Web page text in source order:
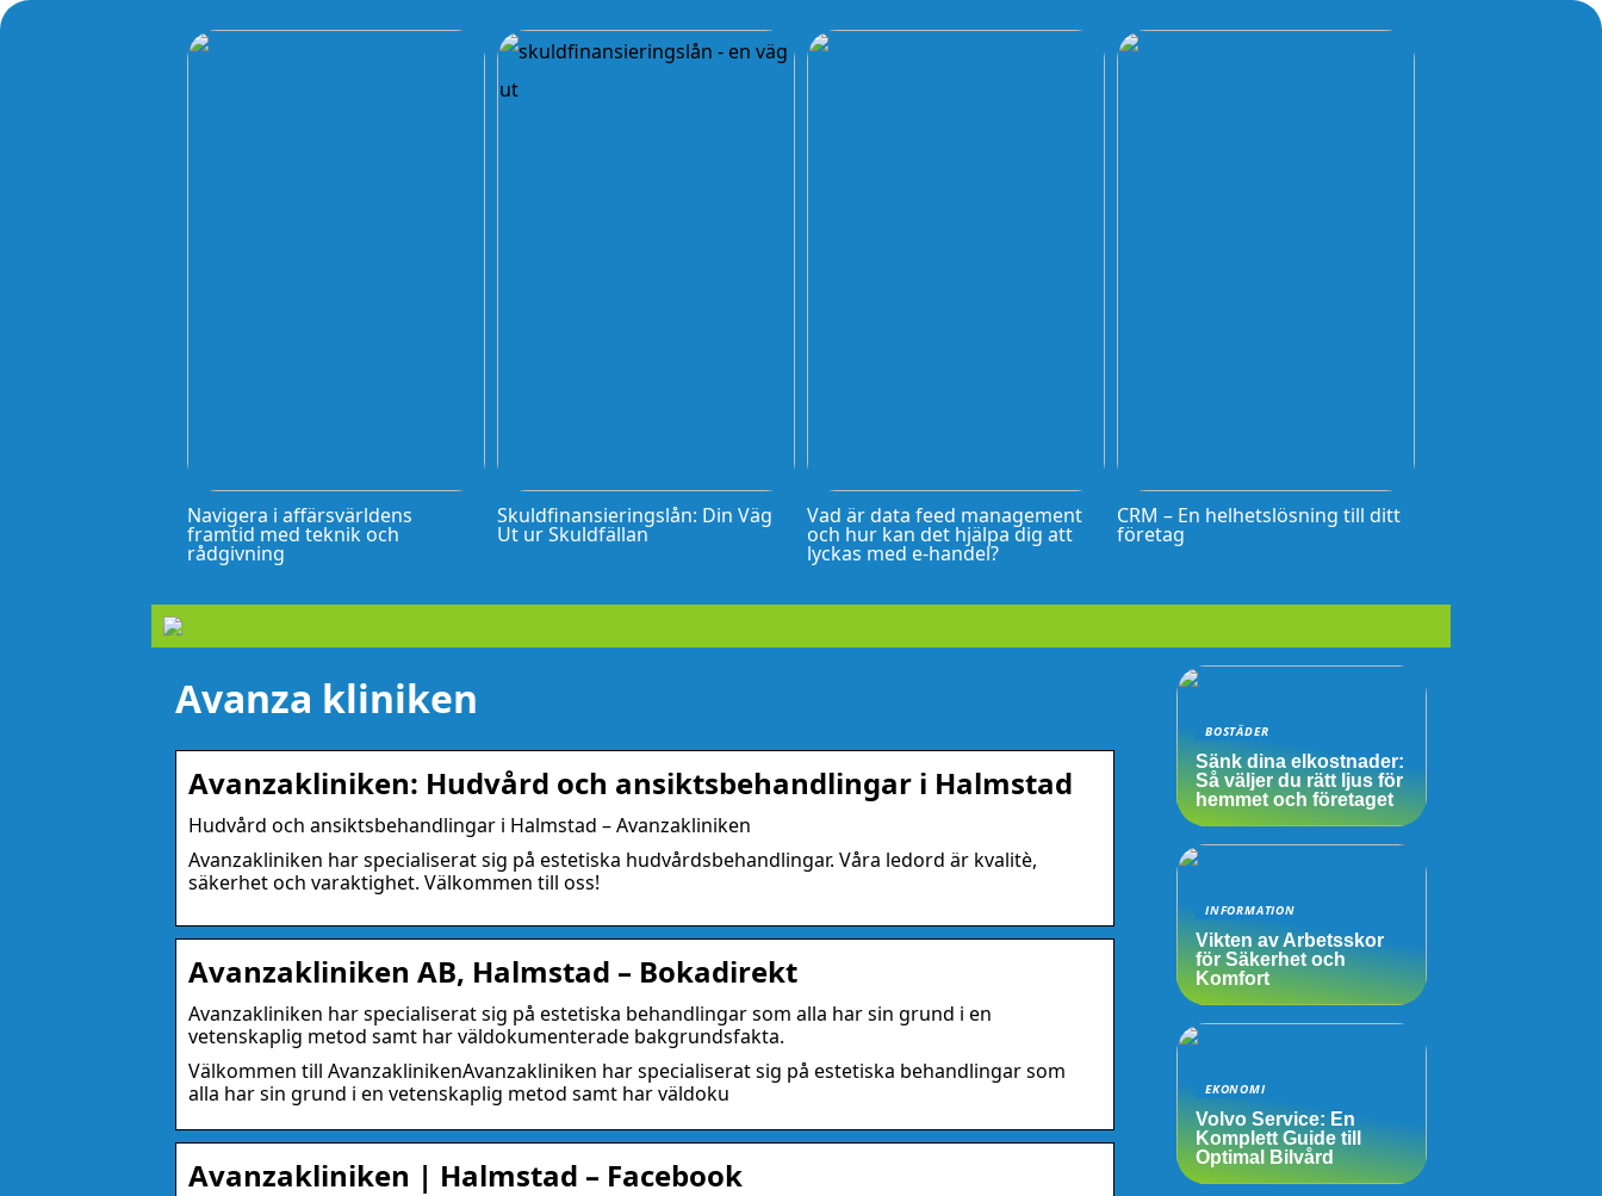
Navigera i affärsvärldens
framtid med teknik och
rådgivning
Skuldfinansieringslån: Din Väg
Ut ur Skuldfällan
Vad är data feed management
och hur kan det hjälpa dig att
lyckas med e-handel?
CRM – En helhetslösning till ditt
företag
Avanza kliniken
Avanzakliniken: Hudvård och ansiktsbehandlingar i Halmstad
Hudvård och ansiktsbehandlingar i Halmstad – Avanzakliniken
Avanzakliniken har specialiserat sig på estetiska hudvårdsbehandlingar. Våra ledord är kvalitè,
säkerhet och varaktighet. Välkommen till oss!
Avanzakliniken AB, Halmstad – Bokadirekt
Avanzakliniken har specialiserat sig på estetiska behandlingar som alla har sin grund i en
vetenskaplig metod samt har väldokumenterade bakgrundsfakta.
Välkommen till AvanzaklinikenAvanzakliniken har specialiserat sig på estetiska behandlingar som
alla har sin grund i en vetenskaplig metod samt har väldoku
Avanzakliniken | Halmstad – Facebook
BOSTÄDER
Sänk dina elkostnader:
Så väljer du rätt ljus för
hemmet och företaget
INFORMATION
Vikten av Arbetsskor
för Säkerhet och
Komfort
EKONOMI
Volvo Service: En
Komplett Guide till
Optimal Bilvård